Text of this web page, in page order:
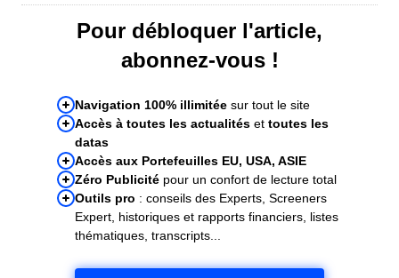
Pour débloquer l'article,
abonnez-vous !
Navigation 100% illimitée sur tout le site
Accès à toutes les actualités et toutes les
datas
Accès aux Portefeuilles EU, USA, ASIE
Zéro Publicité pour un confort de lecture total
Outils pro : conseils des Experts, Screeners
Expert, historiques et rapports financiers, listes
thématiques, transcripts...